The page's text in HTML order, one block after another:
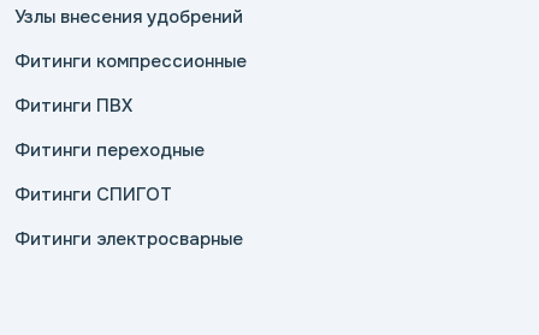
Узлы внесения удобрений
Фитинги компрессионные
Фитинги ПВХ
Фитинги переходные
Фитинги СПИГОТ
Фитинги электросварные